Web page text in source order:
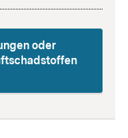
oder